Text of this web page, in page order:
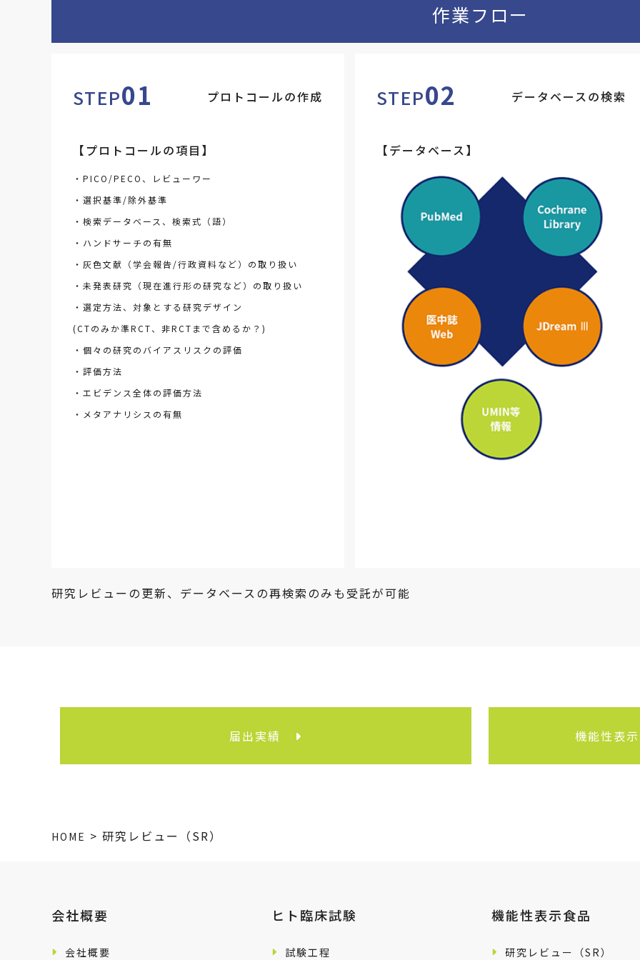
作業フロー
STEP01 プロトコールの作成
【プロトコールの項目】
・PICO/PECO、レビューワー
・選択基準/除外基準
・検索データベース、検索式（語）
・ハンドサーチの有無
・灰色文献（学会報告/行政資料など）の取り扱い
・未発表研究（現在進行形の研究など）の取り扱い
・選定方法、対象とする研究デザイン
(CTのみか準RCT、非RCTまで含めるか？)
・個々の研究のバイアスリスクの評価
・評価方法
・エビデンス全体の評価方法
・メタアナリシスの有無
STEP02 データベースの検索
【データベース】
研究レビューの更新、データベースの再検索のみも受託が可能
届出実績 機能性表
HOME > 研究レビュー（SR）
会社概要
会社概要
ヒト臨床試験
試験工程
機能性表示食品
研究レビュー（SR）